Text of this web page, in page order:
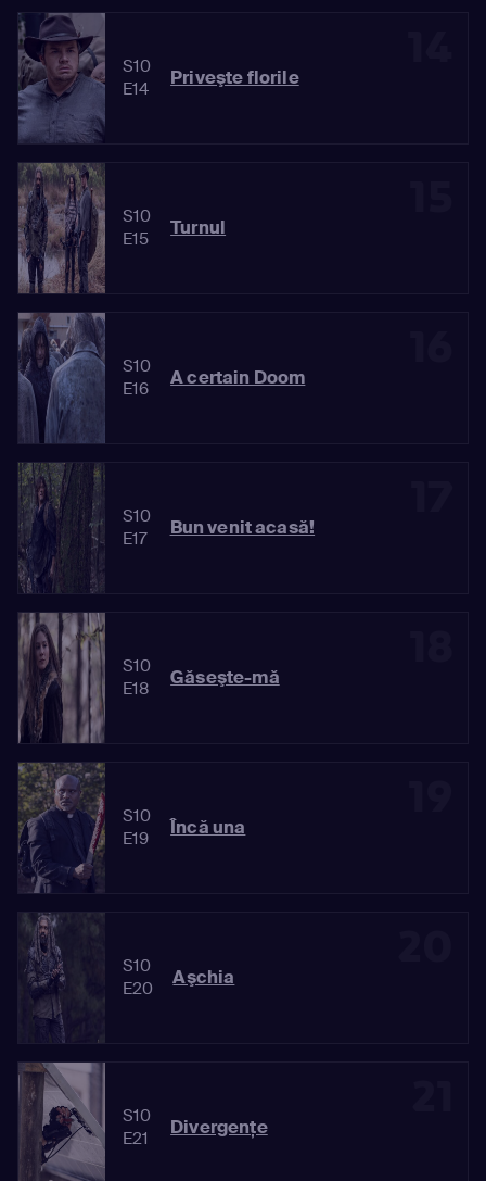
S10
E14
Priveşte florile
S10
E15
Turnul
S10
E16
A certain Doom
S10
E17
Bun venit acasă!
S10
E18
Găseşte-mă
S10
E19
Încă una
S10
E20
Aşchia
S10
E21
Divergenţe